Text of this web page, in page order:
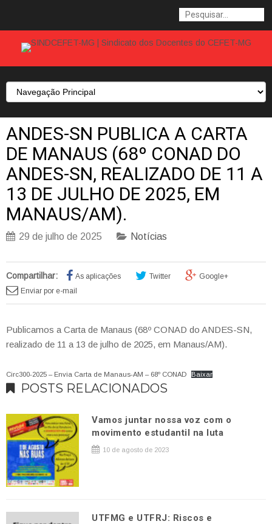
ANDES-SN PUBLICA A CARTA
DE MANAUS (68º CONAD DO
ANDES-SN, REALIZADO DE 11 A
13 DE JULHO DE 2025, EM
MANAUS/AM).
29 de julho de 2025 Notícias
Compartilhar: As aplicações Twitter
Google+
Enviar por e-mail
Publicamos a Carta de Manaus (68º CONAD do ANDES-SN,
realizado de 11 a 13 de julho de 2025, em Manaus/AM).
Circ300-2025 – Envia Carta de Manaus-AM – 68º CONAD Baixar
POSTS RELACIONADOS
Vamos juntar nossa voz com o
movimento estudantil na luta
10 de agosto de 2023
UTFMG e UTFRJ: Riscos e